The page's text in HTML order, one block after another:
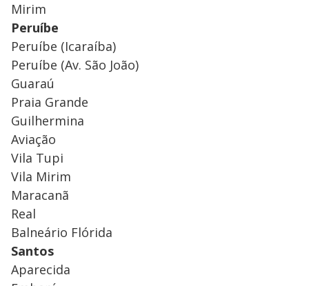
Mirim
Peruíbe
Peruíbe (Icaraíba)
Peruíbe (Av. São João)
Guaraú
Praia Grande
Guilhermina
Aviação
Vila Tupi
Vila Mirim
Maracanã
Real
Balneário Flórida
Santos
Aparecida